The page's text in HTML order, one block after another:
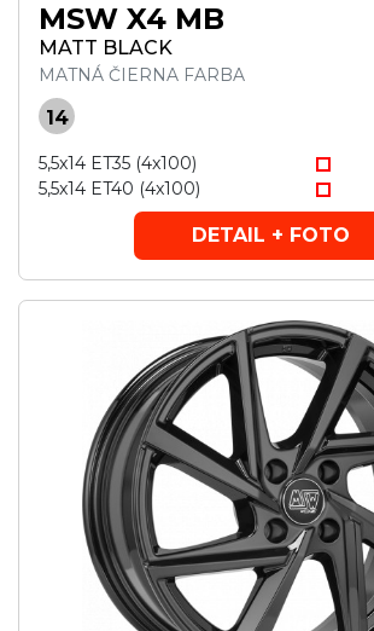
MSW X4 MB
MATT BLACK
MATNÁ ČIERNA FARBA
14
5,5x14 ET35 (4x100)
5,5x14 ET40 (4x100)
DETAIL + FOTO